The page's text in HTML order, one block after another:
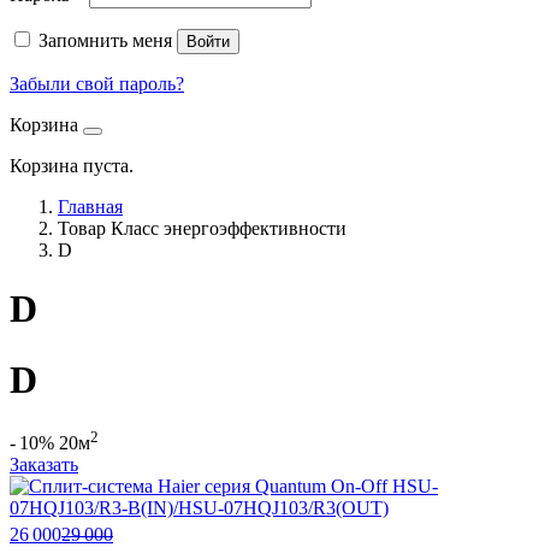
Запомнить меня Войти
Забыли свой пароль?
Корзина
Корзина пуста.
Главная
Товар Класс энергоэффективности
D
D
D
- 10% 20м2
Заказать
26 00029 000